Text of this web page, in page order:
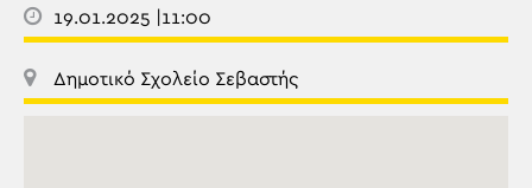
19.01.2025 |11:00
Δημοτικό Σχολείο Σεβαστής